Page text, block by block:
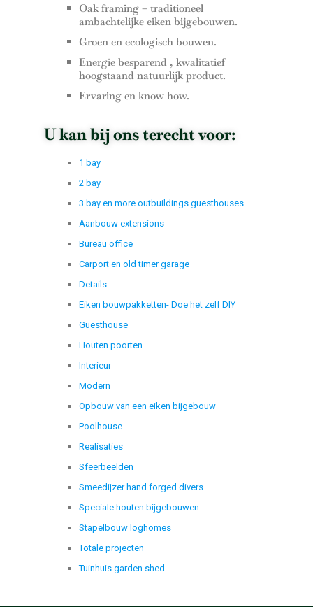
Oak framing – traditioneel
ambachtelijke eiken bijgebouwen.
Groen en ecologisch bouwen.
Energie besparend , kwalitatief
hoogstaand natuurlijk product.
Ervaring en know how.
U kan bij ons terecht voor:
1 bay
2 bay
3 bay en more outbuildings guesthouses
Aanbouw extensions
Bureau office
Carport en old timer garage
Details
Eiken bouwpakketten- Doe het zelf DIY
Guesthouse
Houten poorten
Interieur
Modern
Opbouw van een eiken bijgebouw
Poolhouse
Realisaties
Sfeerbeelden
Smeedijzer hand forged divers
Speciale houten bijgebouwen
Stapelbouw loghomes
Totale projecten
Tuinhuis garden shed